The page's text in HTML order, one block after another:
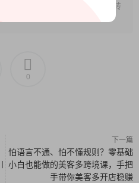
史、搜索关键词、访问过的网
社交网络
录。
丢失的书签和已清除的下载文件列
：如曾输入过的姓名、地址、电
，转
0
下一篇
怕语言不通、怕不懂规则？零基础
小白也能做的美客多跨境课，手把
手带你美客多开店稳赚